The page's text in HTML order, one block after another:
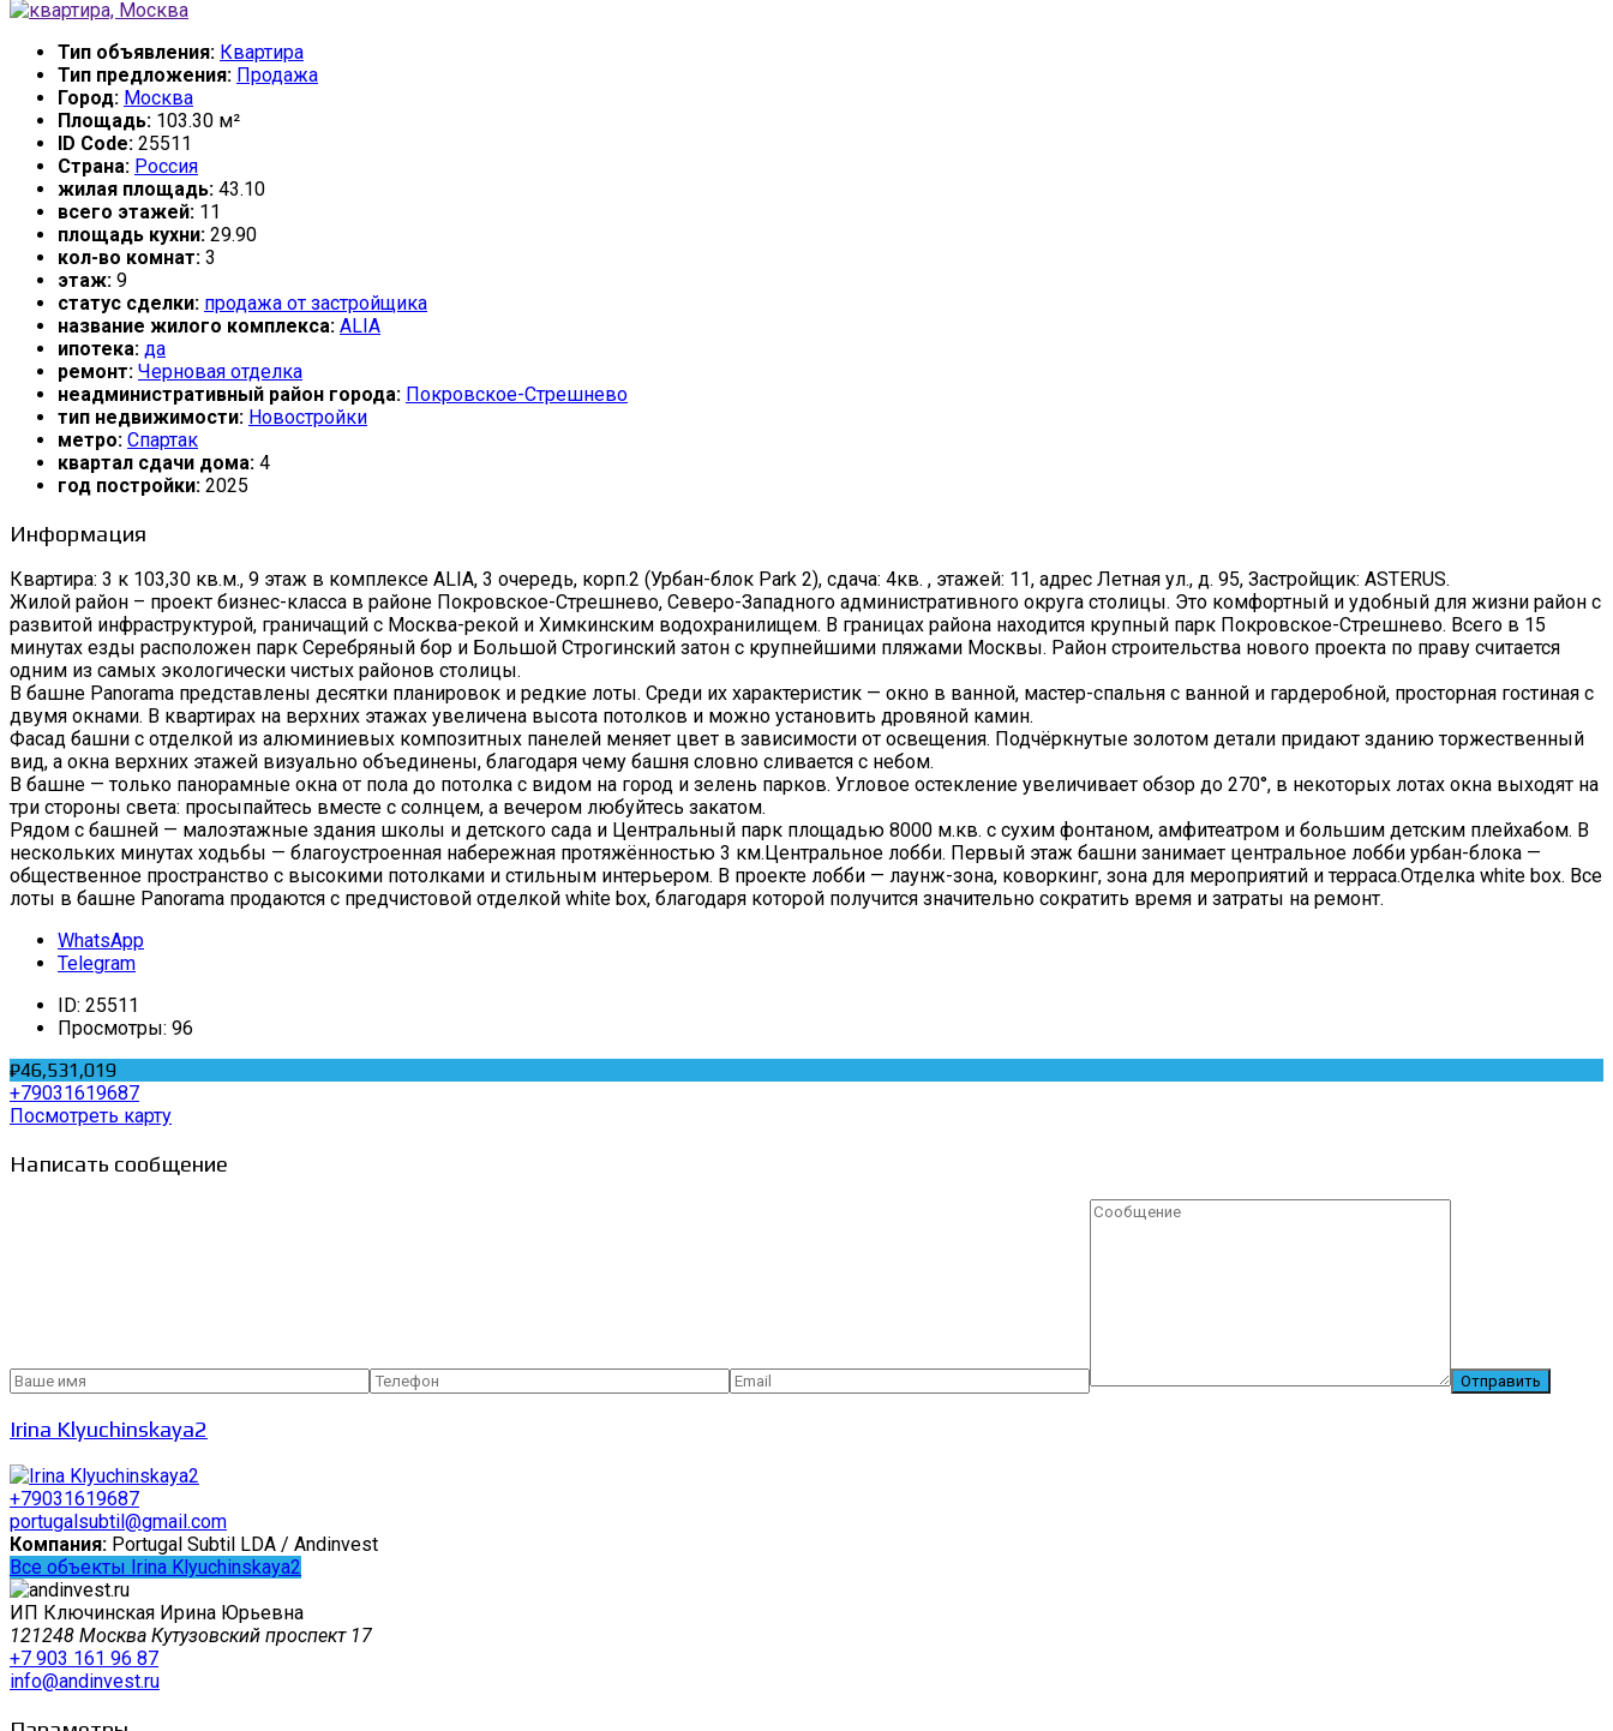
Тип объявления: Квартира
Тип предложения: Продажа
Город: Москва
Площадь: 103.30 м²
ID Code: 25511
Страна: Россия
жилая площадь: 43.10
всего этажей: 11
площадь кухни: 29.90
кол-во комнат: 3
этаж: 9
статус сделки: продажа от застройщика
название жилого комплекса: ALIA
ипотека: да
ремонт: Черновая отделка
неадминистративный район города: Покровское-Стрешнево
тип недвижимости: Новостройки
метро: Спартак
квартал сдачи дома: 4
год постройки: 2025
Информация
Квартира: 3 к 103,30 кв.м., 9 этаж в комплексе ALIA, 3 очередь, корп.2 (Урбан-блок Park 2), сдача: 4кв. , этажей: 11, адрес Летная ул., д. 95, Застройщик: ASTERUS.
Жилой район – проект бизнес-класса в районе Покровское-Стрешнево, Северо-Западного административного округа столицы. Это комфортный и удобный для жизни район с
развитой инфраструктурой, граничащий с Москва-рекой и Химкинским водохранилищем. В границах района находится крупный парк Покровское-Стрешнево. Всего в 15
минутах езды расположен парк Серебряный бор и Большой Строгинский затон с крупнейшими пляжами Москвы. Район строительства нового проекта по праву считается
одним из самых экологически чистых районов столицы.
В башне Panorama представлены десятки планировок и редкие лоты. Среди их характеристик — окно в ванной, мастер-спальня с ванной и гардеробной, просторная гостиная с
двумя окнами. В квартирах на верхних этажах увеличена высота потолков и можно установить дровяной камин.
Фасад башни с отделкой из алюминиевых композитных панелей меняет цвет в зависимости от освещения. Подчёркнутые золотом детали придают зданию торжественный
вид, а окна верхних этажей визуально объединены, благодаря чему башня словно сливается с небом.
В башне — только панорамные окна от пола до потолка с видом на город и зелень парков. Угловое остекление увеличивает обзор до 270°, в некоторых лотах окна выходят на
три стороны света: просыпайтесь вместе с солнцем, а вечером любуйтесь закатом.
Рядом с башней — малоэтажные здания школы и детского сада и Центральный парк площадью 8000 м.кв. с сухим фонтаном, амфитеатром и большим детским плейхабом. В
нескольких минутах ходьбы — благоустроенная набережная протяжённостью 3 км.Центральное лобби. Первый этаж башни занимает центральное лобби урбан-блока —
общественное пространство с высокими потолками и стильным интерьером. В проекте лобби — лаунж-зона, коворкинг, зона для мероприятий и терраса.Отделка white box. Все
лоты в башне Panorama продаются с предчистовой отделкой white box, благодаря которой получится значительно сократить время и затраты на ремонт.
WhatsApp
Telegram
ID: 25511
Просмотры: 96
₽46,531,019
+79031619687
Посмотреть карту
Написать сообщение
Irina Klyuchinskaya2
+79031619687
portugalsubtil@gmail.com
Компания: Portugal Subtil LDA / Andinvest
Все объекты Irina Klyuchinskaya2
ИП Ключинская Ирина Юрьевна
121248 Москва Кутузовский проспект 17
+7 903 161 96 87
info@andinvest.ru